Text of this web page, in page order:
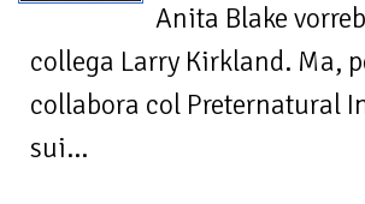
Anita Blake
collega Larry Kirkland. Ma,
collabora col Preternatural
sui...